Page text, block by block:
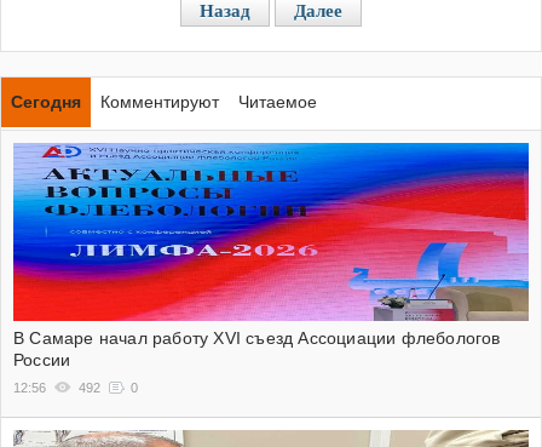
Назад Далее
Сегодня Комментируют Читаемое
В Самаре начал работу XVI съезд Ассоциации флебологов
России
12:56 492 0